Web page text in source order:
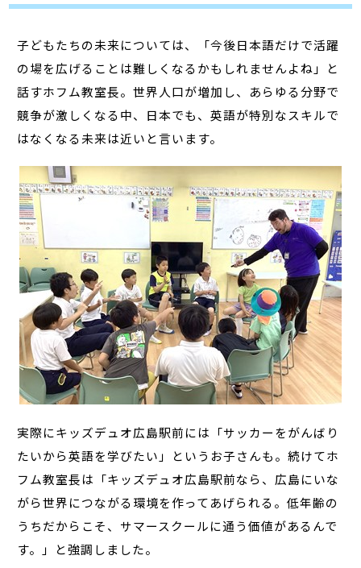
子どもたちの未来については、「今後日本語だけで活躍
の場を広げることは難しくなるかもしれませんよね」と
話すホフム教室長。世界人口が増加し、あらゆる分野で
競争が激しくなる中、日本でも、英語が特別なスキルで
はなくなる未来は近いと言います。
実際にキッズデュオ広島駅前には「サッカーをがんばり
たいから英語を学びたい」というお子さんも。続けてホ
フム教室長は「キッズデュオ広島駅前なら、広島にいな
がら世界につながる環境を作ってあげられる。低年齢の
うちだからこそ、サマースクールに通う価値があるんで
す。」と強調しました。